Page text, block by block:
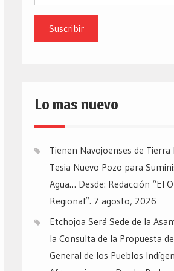
email
Lo mas nuevo
Tienen Navojoenses de Tierra
Tesia Nuevo Pozo para
Agua… Desde: Redacción “El
Regional”. 7 agosto, 2026
Etchojoa Será Sede de la
la Consulta de la Propuesta
General de los Pueblos